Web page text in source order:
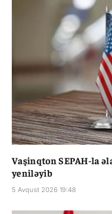
Vaşinqton SEPAH-la
yeniləyib
5 Avqust 2026 19:48